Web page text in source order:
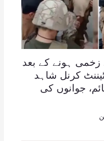
زخمی ہونے کے بعد
کرنل شاہد
جوانوں کی